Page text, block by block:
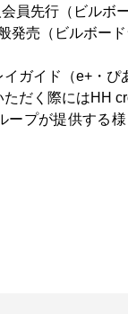
員先行（ビルボー
売（ビルボー
ガイド（e+・ぴ
だく際にはHH
ープが提供する